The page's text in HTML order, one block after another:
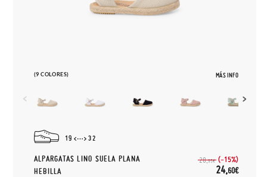
(9 COLORES) MÁS INFO
19 32
ALPARGATAS LINO SUELA PLANA
HEBILLA
28,95€ (-15%)
24,60€